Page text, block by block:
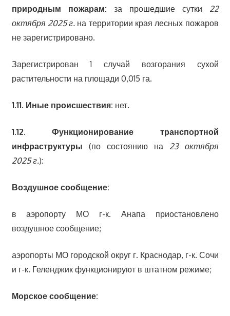
природным пожарам: за прошедшие сутки 22
октября 2025 г. на территории края лесных пожаров
не зарегистрировано.
Зарегистрирован 1 случай возгорания сухой
растительности на площади 0,015 га.
1.11. Иные происшествия: нет.
1.12. Функционирование транспортной
инфраструктуры (по состоянию на 23 октября
2025 г.):
Воздушное сообщение:
в аэропорту МО г-к. Анапа приостановлено
воздушное сообщение;
аэропорты МО городской округ г. Краснодар, г-к. Сочи
и г-к. Геленджик функционируют в штатном режиме;
Морское сообщение: